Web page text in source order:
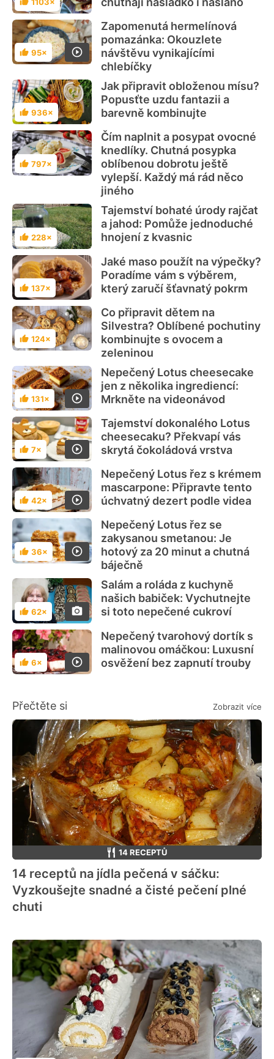
Hodnocení
1103×
Hodnocení
95×
Zapomenutá hermelínová
pomazánka: Okouzlete
návštěvu vynikajícími
chlebíčky
Hodnocení
936×
Jak připravit obloženou mísu?
Popusťte uzdu fantazii a
barevně kombinujte
Hodnocení
797×
Čím naplnit a posypat ovocné
knedlíky. Chutná posypka
oblíbenou dobrotu ještě
vylepší. Každý má rád něco
jiného
Hodnocení
228×
Tajemství bohaté úrody rajčat
a jahod: Pomůže jednoduché
hnojení z kvasnic
Hodnocení
137×
Jaké maso použít na výpečky?
Poradíme vám s výběrem,
který zaručí šťavnatý pokrm
Hodnocení
124×
Co připravit dětem na
Silvestra? Oblíbené pochutiny
kombinujte s ovocem a
zeleninou
Hodnocení
131×
Nepečený Lotus cheesecake
jen z několika ingrediencí:
Mrkněte na videonávod
Hodnocení
7×
Tajemství dokonalého Lotus
cheesecaku? Překvapí vás
skrytá čokoládová vrstva
Hodnocení
42×
Nepečený Lotus řez s krémem
mascarpone: Připravte tento
úchvatný dezert podle videa
Hodnocení
36×
Nepečený Lotus řez se
zakysanou smetanou: Je
hotový za 20 minut a chutná
báječně
Hodnocení
62×
Salám a roláda z kuchyně
našich babiček: Vychutnejte
si toto nepečené cukroví
Hodnocení
6×
Nepečený tvarohový dortík s
malinovou omáčkou: Luxusní
osvěžení bez zapnutí trouby
Přečtěte si Zobrazit více
14 RECEPTŮ
14 receptů na jídla pečená v sáčku:
Vyzkoušejte snadné a čisté pečení plné
chuti